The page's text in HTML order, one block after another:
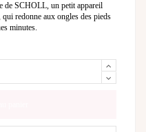
de SCHOLL, un petit appareil
redonne aux ongles des pieds
minutes.